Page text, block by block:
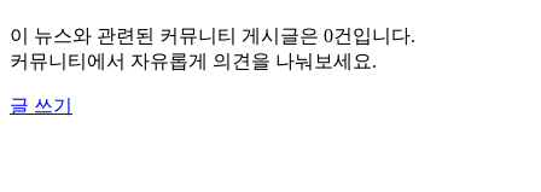
이 뉴스와 관련된 커뮤니티 게시글은 0건입니다.
커뮤니티에서 자유롭게 의견을 나눠보세요.
글 쓰기